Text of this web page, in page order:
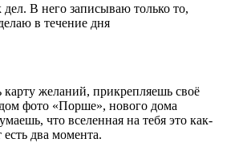
В него записываю только то,
в течение дня
желаний, прикрепляешь своё
фото «Порше», нового дома
что вселенная на тебя это как-
два момента.